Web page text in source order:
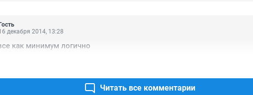
Гость
декабря 2014, 13:28
как минимум логично
Читать все комментарии